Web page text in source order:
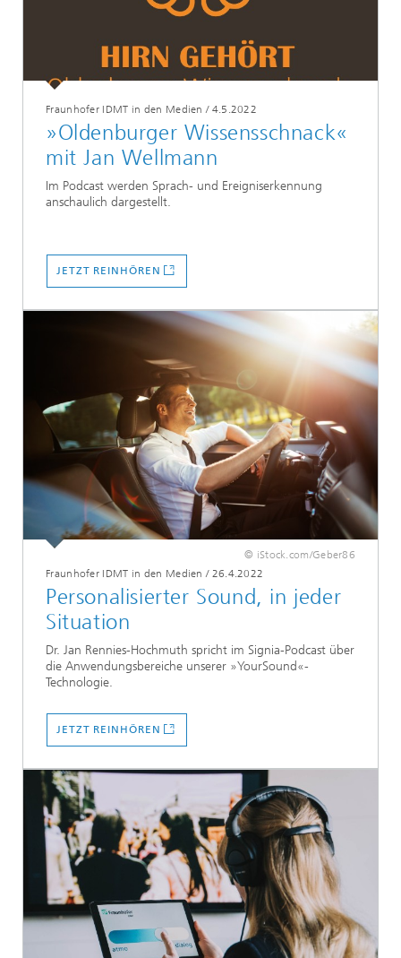
Fraunhofer IDMT in den Medien / 4.5.2022
»Oldenburger Wissensschnack«
mit Jan Wellmann
Im Podcast werden Sprach- und Ereigniserkennung
anschaulich dargestellt.
JETZT REINHÖREN
© iStock.com/Geber86
Fraunhofer IDMT in den Medien / 26.4.2022
Personalisierter Sound, in jeder
Situation
Dr. Jan Rennies-Hochmuth spricht im Signia-Podcast über
die Anwendungsbereiche unserer »YourSound«-
Technologie.
JETZT REINHÖREN